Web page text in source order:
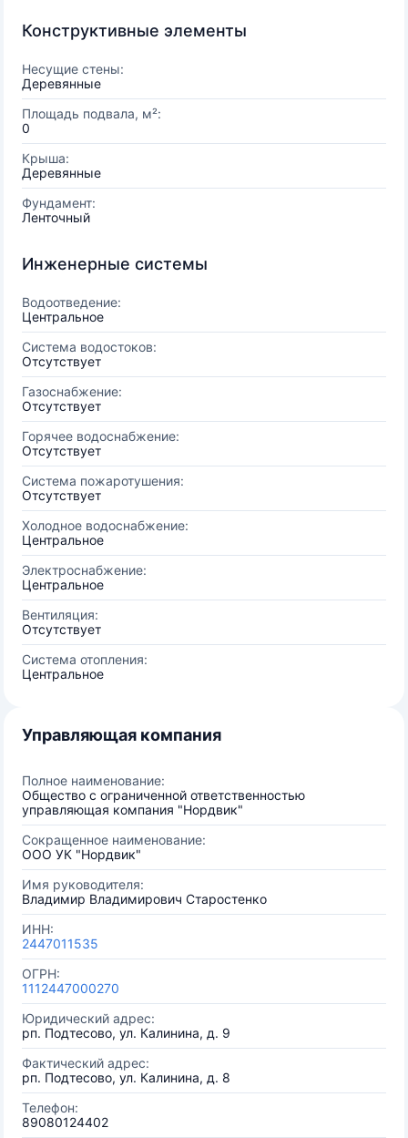
Конструктивные элементы
Несущие стены:
Деревянные
Площадь подвала, м²:
0
Крыша:
Деревянные
Фундамент:
Ленточный
Инженерные системы
Водоотведение:
Центральное
Система водостоков:
Отсутствует
Газоснабжение:
Отсутствует
Горячее водоснабжение:
Отсутствует
Система пожаротушения:
Отсутствует
Холодное водоснабжение:
Центральное
Электроснабжение:
Центральное
Вентиляция:
Отсутствует
Система отопления:
Центральное
Управляющая компания
Полное наименование:
Общество с ограниченной ответственностью
управляющая компания "Нордвик"
Сокращенное наименование:
ООО УК "Нордвик"
Имя руководителя:
Владимир Владимирович Старостенко
ИНН:
2447011535
ОГРН:
1112447000270
Юридический адрес:
рп. Подтесово, ул. Калинина, д. 9
Фактический адрес:
рп. Подтесово, ул. Калинина, д. 8
Телефон:
89080124402